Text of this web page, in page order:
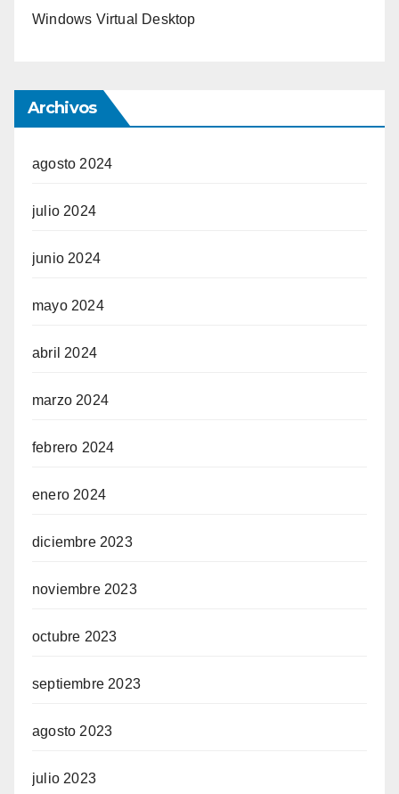
Windows Virtual Desktop
Archivos
agosto 2024
julio 2024
junio 2024
mayo 2024
abril 2024
marzo 2024
febrero 2024
enero 2024
diciembre 2023
noviembre 2023
octubre 2023
septiembre 2023
agosto 2023
julio 2023